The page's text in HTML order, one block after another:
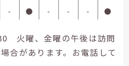
- ● - - - ●
火曜、金曜の午後は訪問
合があります。お電話して